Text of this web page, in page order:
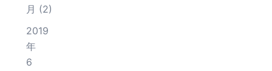
月 (2)
2019
年
6